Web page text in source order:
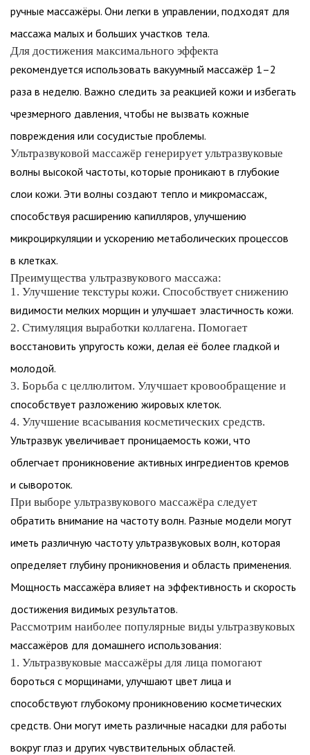
ручные массажёры. Они легки в управлении, подходят для
массажа малых и больших участков тела.
Для достижения максимального эффекта
рекомендуется использовать вакуумный массажёр 1–2
раза в неделю. Важно следить за реакцией кожи и избегать
чрезмерного давления, чтобы не вызвать кожные
повреждения или сосудистые проблемы.
Ультразвуковой массажёр генерирует ультразвуковые
волны высокой частоты, которые проникают в глубокие
слои кожи. Эти волны создают тепло и микромассаж,
способствуя расширению капилляров, улучшению
микроциркуляции и ускорению метаболических процессов
в клетках.
Преимущества ультразвукового массажа:
1. Улучшение текстуры кожи. Способствует снижению
видимости мелких морщин и улучшает эластичность кожи.
2. Стимуляция выработки коллагена. Помогает
восстановить упругость кожи, делая её более гладкой и
молодой.
3. Борьба с целлюлитом. Улучшает кровообращение и
способствует разложению жировых клеток.
4. Улучшение всасывания косметических средств.
Ультразвук увеличивает проницаемость кожи, что
облегчает проникновение активных ингредиентов кремов
и сывороток.
При выборе ультразвукового массажёра следует
обратить внимание на частоту волн. Разные модели могут
иметь различную частоту ультразвуковых волн, которая
определяет глубину проникновения и область применения.
Мощность массажёра влияет на эффективность и скорость
достижения видимых результатов.
Рассмотрим наиболее популярные виды ультразвуковых
массажёров для домашнего использования:
1. Ультразвуковые массажёры для лица помогают
бороться с морщинами, улучшают цвет лица и
способствуют глубокому проникновению косметических
средств. Они могут иметь различные насадки для работы
вокруг глаз и других чувствительных областей.